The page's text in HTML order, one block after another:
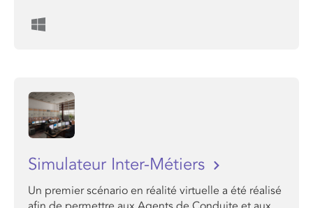
Simulateur Inter-Métiers
Un premier scénario en réalité virtuelle a été réalisé